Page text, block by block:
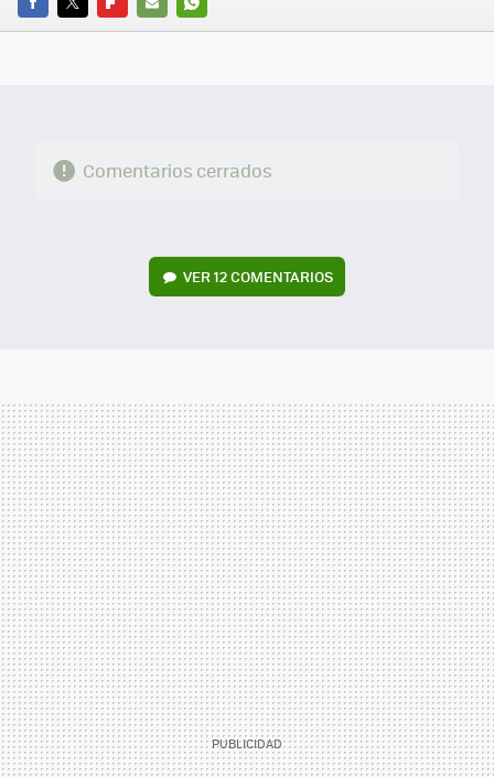
FACEBOOK
TWITTERFLIPBOARD
E-
WHATSAPP
Comentarios cerrados
VER12 COMENTARIOS